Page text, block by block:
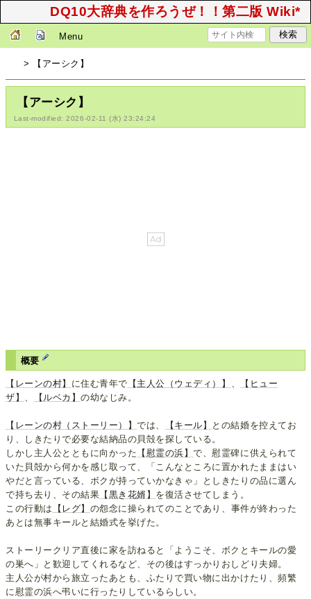
DQ10大辞典を作ろうぜ！！第二版 Wiki*
Menu
> 【アーシク】
【アーシク】
Last-modified: 2026-02-11 (水) 23:24:24
概要
【レーンの村】 に住む青年で 【主人公（ウェディ）】
【ヒュー
ザ】
【ルベカ】の幼なじみ。
【レーンの村（ストーリー）】では、 【キール】
との結婚を控えてお
り、しきたりで必要な結納品の貝殻を探している。
しかし主人公とともに向かった 【慰霊の浜】で、慰霊碑に供えられて
いた貝殻から何かを感じ取って、「こんなところに置かれたままはい
やだと言っている、ボクが持っていかなきゃ」としきたりの品に選ん
で持ち去り、その結果 【黒き花婿】 を復活させてしまう。
この行動は
【レグ】 の怨念に操られてのことであり、事件が終わった
あとは無事キールと結婚式を挙げた。
ストーリークリア直後に家を訪ねると「ようこそ、ボクとキールの愛
の巣へ」と歓迎してくれるなど、その後はすっかりおしどり夫婦。
主人公が村から旅立ったあとも、ふたりで買い物に出かけたり、頻繁
に慰霊の浜へ弔いに行ったりしているらしい。